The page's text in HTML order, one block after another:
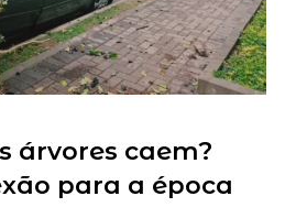
árvores caem?
para a época